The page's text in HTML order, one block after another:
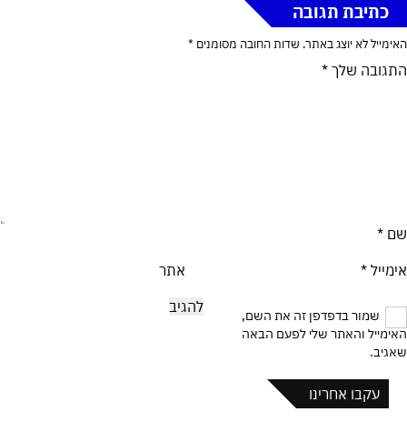
כתיבת תגובה
האימייל לא יוצג באתר. שדות החובה מסומנים *
התגובה שלך *
שם *
אימייל * אתר
שמור בדפדפן זה את השם,
האימייל והאתר שלי לפעם הבאה
שאגיב.
עקבו אחרינו